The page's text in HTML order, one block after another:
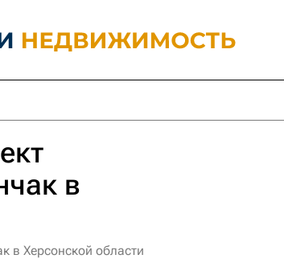
в
в Херсонской области